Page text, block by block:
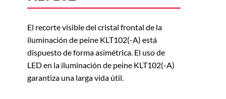
El recorte visible del cristal frontal de la
iluminación de peine KLT102(-A) está
dispuesto de forma asimétrica. El uso de
LED en la iluminación de peine KLT102(-A)
garantiza una larga vida útil.